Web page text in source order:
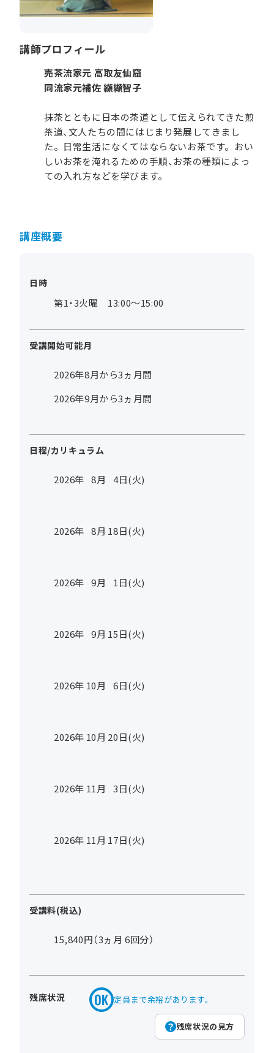
講師プロフィール
売茶流家元 高取友仙窟
同流家元補佐 纐纈智子
抹茶とともに日本の茶道として伝えられてきた煎
茶道、文人たちの間にはじまり発展してきまし
た。日常生活になくてはならないお茶です。おい
しいお茶を淹れるための手順、お茶の種類によっ
ての入れ方などを学びます。
講座概要
日時
第1・3火曜 13:00～15:00
受講開始可能月
2026年8月から3ヵ月間
2026年9月から3ヵ月間
日程/カリキュラム
2026年 8月 4日(火)
2026年 8月 18日(火)
2026年 9月 1日(火)
2026年 9月 15日(火)
2026年 10月 6日(火)
2026年 10月 20日(火)
2026年 11月 3日(火)
2026年 11月 17日(火)
受講料(税込)
15,840円（3ヵ月 6回分）
残席状況 定員まで余裕があります。
残席状況の見方